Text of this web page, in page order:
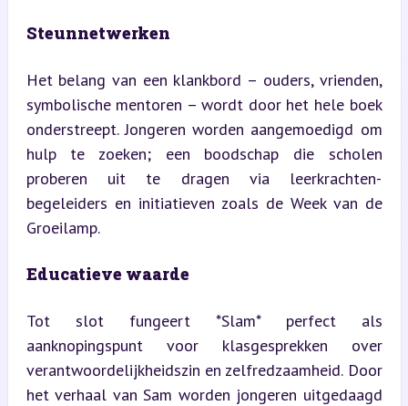
Steunnetwerken
Het belang van een klankbord – ouders, vrienden,
symbolische mentoren – wordt door het hele boek
onderstreept. Jongeren worden aangemoedigd om
hulp te zoeken; een boodschap die scholen
proberen uit te dragen via leerkrachten-
begeleiders en initiatieven zoals de Week van de
Groeilamp.
Educatieve waarde
Tot slot fungeert *Slam* perfect als
aanknopingspunt voor klasgesprekken over
verantwoordelijkheidszin en zelfredzaamheid. Door
het verhaal van Sam worden jongeren uitgedaagd